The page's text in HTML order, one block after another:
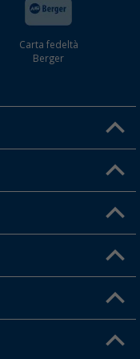
Carta fedeltà
Berger